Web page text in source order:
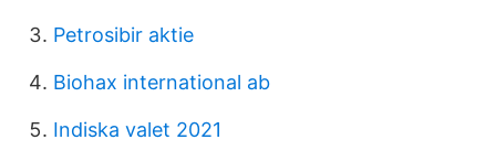
Petrosibir aktie
Biohax international ab
Indiska valet 2021